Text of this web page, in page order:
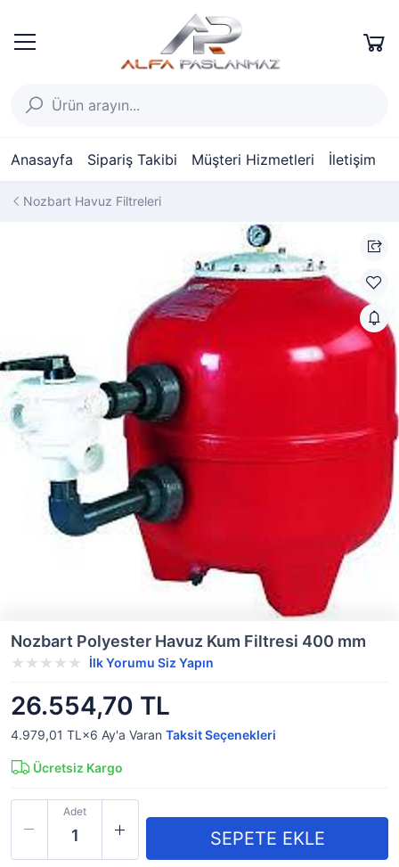
Anasayfa Sipariş Takibi Müşteri Hizmetleri İletişim
Nozbart Havuz Filtreleri
Nozbart Polyester Havuz Kum Filtresi 400 mm
İlk Yorumu Siz Yapın
26.554,70 TL
4.979,01 TL×6 Ay'a Varan Taksit Seçenekleri
Ücretsiz Kargo
Adet